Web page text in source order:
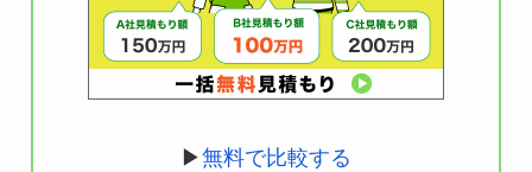
▶無料で比較する